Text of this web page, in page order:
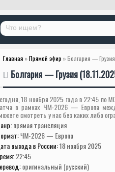
Главная »Прямой эфир » Болгария — Грузия
Болгария — Грузия
18 ноября 2025 года в 22:45 по
в рамках ЧМ-2026 — Европа
смотреть у нас без каких либо
прямая трансляция
ЧМ-2026 — Европа
выхода в России:18 ноября 2025
22:45
оригинальный (русский)